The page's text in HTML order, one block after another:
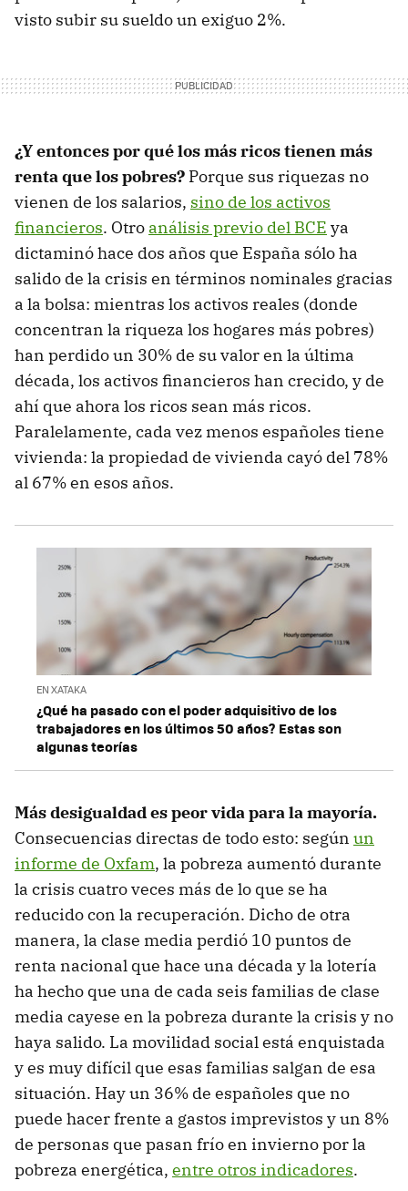
visto subir su sueldo un exiguo 2%.
¿Y entonces por qué los más ricos tienen más
renta que los pobres? Porque sus riquezas no
vienen de los salarios, sino de los activos
financieros. Otro análisis previo del BCE ya
dictaminó hace dos años que España sólo ha
salido de la crisis en términos nominales gracias
a la bolsa: mientras los activos reales (donde
concentran la riqueza los hogares más pobres)
han perdido un 30% de su valor en la última
década, los activos financieros han crecido, y de
ahí que ahora los ricos sean más ricos.
Paralelamente, cada vez menos españoles tiene
vivienda: la propiedad de vivienda cayó del 78%
al 67% en esos años.
EN XATAKA
¿Qué ha pasado con el poder adquisitivo de los
trabajadores en los últimos 50 años? Estas son
algunas teorías
Más desigualdad es peor vida para la mayoría.
Consecuencias directas de todo esto: según un
informe de Oxfam, la pobreza aumentó durante
la crisis cuatro veces más de lo que se ha
reducido con la recuperación. Dicho de otra
manera, la clase media perdió 10 puntos de
renta nacional que hace una década y la lotería
ha hecho que una de cada seis familias de clase
media cayese en la pobreza durante la crisis y no
haya salido. La movilidad social está enquistada
y es muy difícil que esas familias salgan de esa
situación. Hay un 36% de españoles que no
puede hacer frente a gastos imprevistos y un 8%
de personas que pasan frío en invierno por la
pobreza energética, entre otros indicadores.